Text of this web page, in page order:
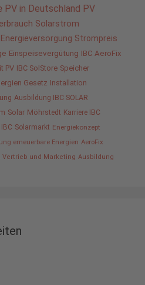
PV in Deutschland PV
Solarstrom
Energieversorgung Strompreis
Einspeisevergütung IBC AeroFix
PV IBC SolStore Speicher
Gesetz Installation
Ausbildung IBC SOLAR
Solar Möhrstedt Karriere IBC
Solarmarkt Energiekonzept
erneuerbare Energien AeroFix
Vertrieb und Marketing Ausbildung